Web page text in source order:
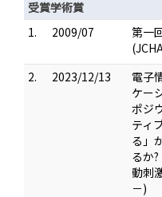
受賞学術賞
1.
2009/07
第一
2.
2023/12/13
電子
ケー
ポジ
ティ
る」
るか
動刺
－)